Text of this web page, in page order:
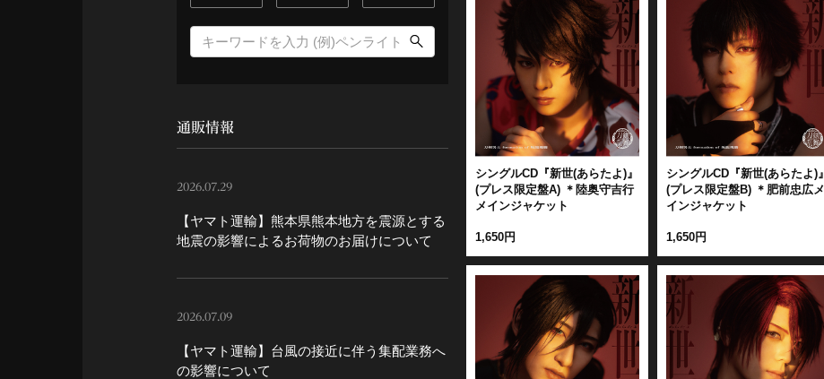
通販情報
2026.07.29
【ヤマト運輸】熊本県熊本地方を震源とする
地震の影響によるお荷物のお届けについて
2026.07.09
【ヤマト運輸】台風の接近に伴う集配業務へ
の影響について
シングルCD『新世(あらたよ)』
(プレス限定盤A) ＊陸奥守吉行
メインジャケット
1,650円
シングルCD『新世(あらたよ)』
(プレス限定盤B) ＊肥前忠広メ
インジャケット
1,650円